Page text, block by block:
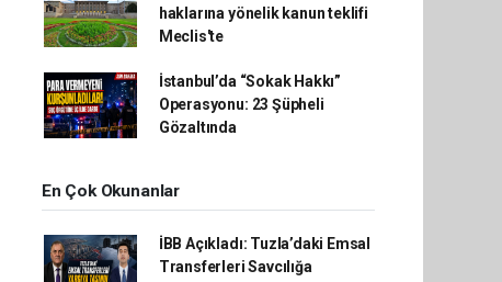
haklarına yönelik kanun teklifi
Meclis'te
İstanbul’da “Sokak Hakkı”
Operasyonu: 23 Şüpheli
Gözaltında
En Çok Okunanlar
İBB Açıkladı: Tuzla’daki Emsal
Transferleri Savcılığa